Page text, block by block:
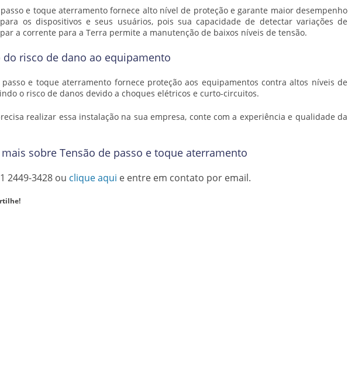
e toque aterramento fornece alto nível de proteção e garante maior desempenho
os dispositivos e seus usuários, pois sua capacidade de detectar variações de
a corrente para a Terra permite a manutenção de baixos níveis de tensão.
do risco de dano ao equipamento
e toque aterramento fornece proteção aos equipamentos contra altos níveis de
o risco de danos devido a choques elétricos e curto-circuitos.
realizar essa instalação na sua empresa, conte com a experiência e qualidade da
sobre Tensão de passo e toque aterramento
2449-3428 ou clique aqui e entre em contato por email.